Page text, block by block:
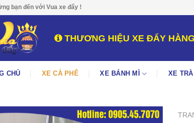
bạn đến với Vua xe đẩy !
THƯƠNG HIỆU XE ĐẨY
CHỦ XE CÀ PHÊ XE BÁNH MÌ XE